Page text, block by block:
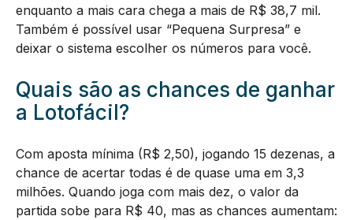
enquanto a mais cara chega a mais de R$ 38,7 mil.
Também é possível usar “Pequena Surpresa” e
deixar o sistema escolher os números para você.
Quais são as chances de ganhar
a Lotofácil?
Com aposta mínima (R$ 2,50), jogando 15 dezenas, a
chance de acertar todas é de quase uma em 3,3
milhões. Quando joga com mais dez, o valor da
partida sobe para R$ 40, mas as chances aumentam: